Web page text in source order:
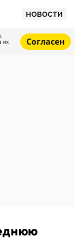
НОВОСТИ
их
Согласен